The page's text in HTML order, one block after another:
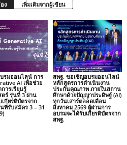
ง เพิ่มเติมจากผู้เขียน
รมออนไลน์ การ
AI เพื่อช่วย
ารเรียนรู้
ตร์ รุ่นที่ 3 ผ่าน
กียรติบัตรจาก
ที่รับสมัคร 3 – 31
สพฐ. ขอเชิญอบรมออนไลน์
หลักสูตรการดำเนินงาน
ประกันคุณภาพ ภายในสถาน
ศึกษาด้วยปัญญาประดิษฐ์ (AI)
ทุกวันเสาร์ตลอดเดือน
สิงหาคม 2569 ผู้ผ่านการ
อบรมจะได้รับเกียรติบัตรจาก
สพฐ.